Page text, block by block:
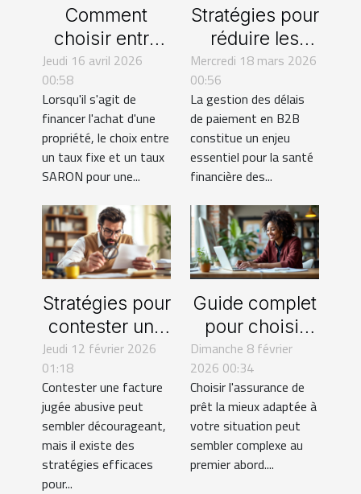
Comment
choisir entre
un taux fixe et
SARON pour
votre
hypothèque ?
Jeudi 16 avril 2026
00:58
Lorsqu'il s'agit de
financer l'achat d'une
propriété, le choix entre
un taux fixe et un taux
SARON pour une...
Stratégies pour
réduire les
délais de
paiement en
B2B
Mercredi 18 mars 2026
00:56
La gestion des délais
de paiement en B2B
constitue un enjeu
essentiel pour la santé
financière des...
Stratégies pour
contester une
facture
abusive : guide
pratique
Jeudi 12 février 2026
01:18
Contester une facture
jugée abusive peut
sembler décourageant,
mais il existe des
stratégies efficaces
pour...
Guide complet
pour choisir
l'assurance de
prêt idéale
sans
contraintes
Dimanche 8 février
2026 00:34
Choisir l'assurance de
prêt la mieux adaptée à
votre situation peut
sembler complexe au
premier abord....